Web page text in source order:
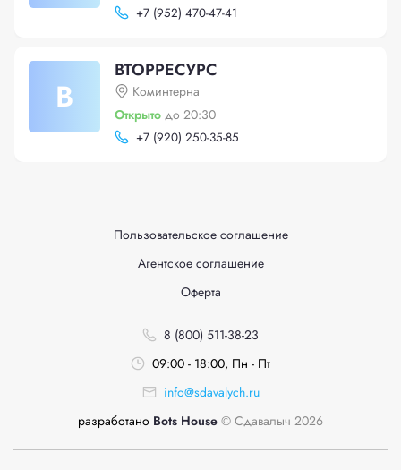
+7 (952) 470-47-41
В
ВТОРРЕСУРС
Коминтерна
Открыто до 20:30
+7 (920) 250-35-85
Пользовательское соглашение
Агентское соглашение
Оферта
8 (800) 511-38-23
09:00 - 18:00, Пн - Пт
info@sdavalych.ru
разработано Bots House © Сдавалыч 2026